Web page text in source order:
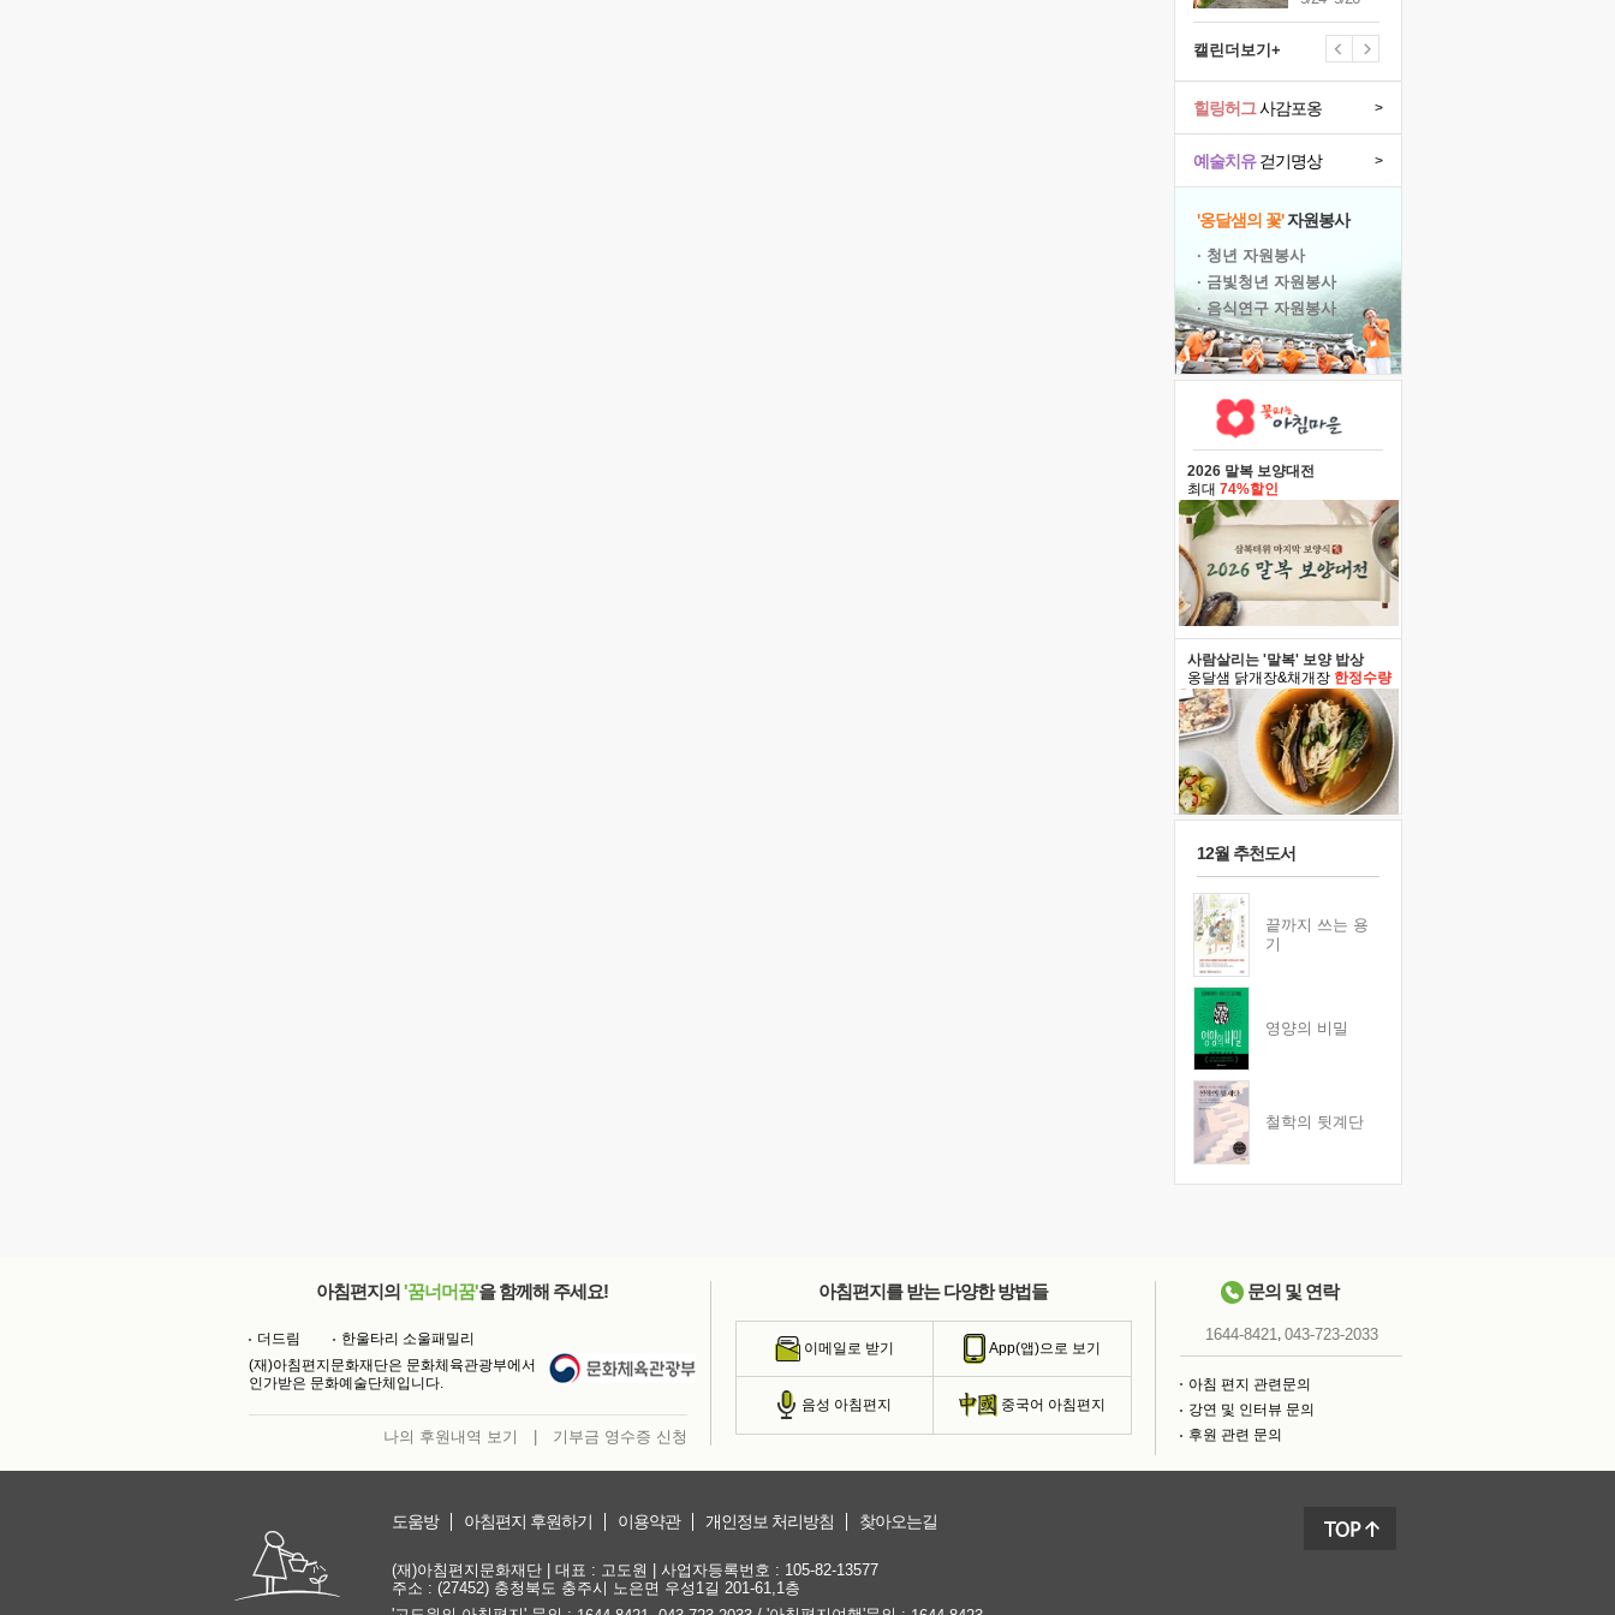
캘린더보기+
예술치유걷기명상 >
힐링허그사감포옹 >
'옹달샘의 꽃'자원봉사
· 청년 자원봉사
· 금빛청년 자원봉사
· 음식연구 자원봉사
2026 말복 보양대전
최대 74%할인
사람살리는 '말복' 보양 밥상
옹달샘 닭개장&채개장 한정수량
12월 추천도서
끝까지 쓰는 용
기
영양의 비밀
철학의 뒷계단
아침편지의 '꿈너머꿈'을 함께해 주세요!
더드림
한울타리 소울패밀리
(재)아침편지문화재단은 문화체육관광부에서
인가받은 문화예술단체입니다.
나의 후원내역 보기 기부금 영수증 신청
아침편지를 받는 다양한 방법들
이메일로 받기 App(앱)으로 보기
음성 아침편지 중국어 아침편지
문의 및 연락
1644-8421, 043-723-2033
아침 편지 관련문의
강연 및 인터뷰 문의
후원 관련 문의
도움방 아침편지 후원하기 이용약관 개인정보 처리방침 찾아오는길
(재)아침편지문화재단 | 대표 : 고도원 | 사업자등록번호 : 105-82-13577
주소 : (27452) 충청북도 충주시 노은면 우성1길 201-61,1층